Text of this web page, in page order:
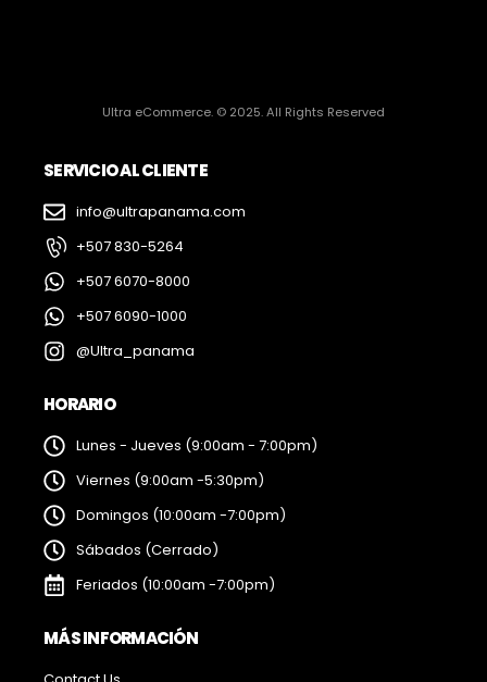
Ultra eCommerce. © 2025. All Rights Reserved
SERVICIO AL CLIENTE
info@ultrapanama.com
+507 830-5264
+507 6070-8000
+507 6090-1000
@Ultra_panama
HORARIO
Lunes - Jueves (9:00am - 7:00pm)
Viernes (9:00am -5:30pm)
Domingos (10:00am -7:00pm)
Sábados (Cerrado)
Feriados (10:00am -7:00pm)
MÁS INFORMACIÓN